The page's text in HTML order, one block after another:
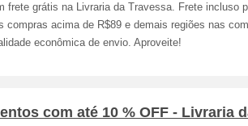
frete grátis na Livraria da Travessa. Frete incluso
compras acima de R$89 e demais regiões nas
econômica de envio. Aproveite!
com até 10 % OFF - Livraria